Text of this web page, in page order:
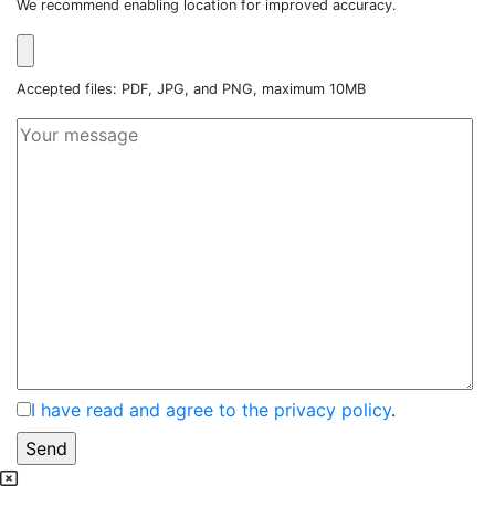
We recommend enabling location for improved accuracy.
Accepted files: PDF, JPG, and PNG, maximum 10MB
I have read and agree to the privacy policy.